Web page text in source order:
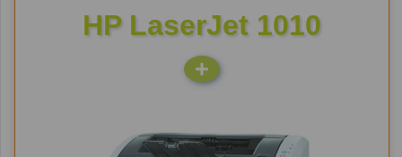
HP LaserJet 1010